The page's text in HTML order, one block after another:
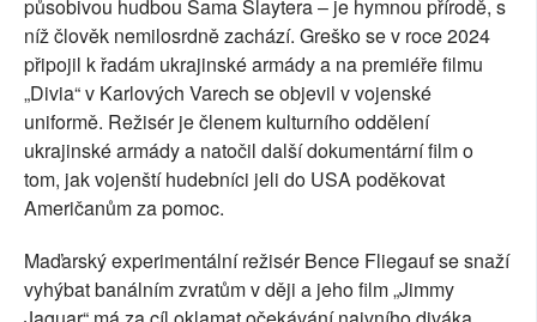
působivou hudbou Sama Slaytera – je hymnou přírodě, s
níž člověk nemilosrdně zachází. Greško se v roce 2024
připojil k řadám ukrajinské armády a na premiéře filmu
„Divia“ v Karlových Varech se objevil v vojenské
uniformě. Režisér je členem kulturního oddělení
ukrajinské armády a natočil další dokumentární film o
tom, jak vojenští hudebníci jeli do USA poděkovat
Američanům za pomoc.
Maďarský experimentální režisér Bence Fliegauf se snaží
vyhýbat banálním zvratům v ději a jeho film „Jimmy